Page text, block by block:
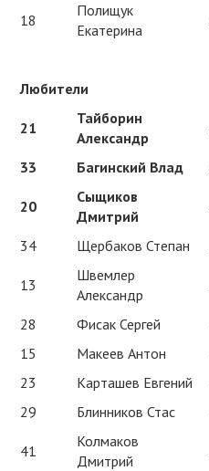
18
Полищук
Екатерина
Любители
21
Тайборин
Александр
33 Багинский Влад
20
Сыщиков
Дмитрий
34 Щербаков Степан
13
Швемлер
Александр
28 Фисак Сергей
15
Макеев Антон
23
Карташев Евгений
29
Блинников Стас
41
Колмаков
Дмитрий